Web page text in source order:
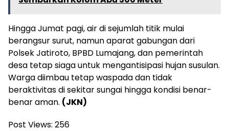
Hingga Jumat pagi, air di sejumlah titik mulai
berangsur surut, namun aparat gabungan dari
Polsek Jatiroto, BPBD Lumajang, dan pemerintah
desa tetap siaga untuk mengantisipasi hujan susulan.
Warga diimbau tetap waspada dan tidak
beraktivitas di sekitar sungai hingga kondisi benar-
benar aman. (JKN)
Post Views: 256